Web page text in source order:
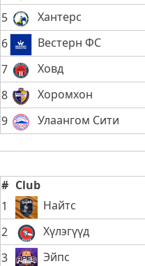
5
Хантерс
6
Вестерн ФС
7
Ховд
8
Хоромхон
9
Улаангом Сити
# Club
1
Найтс
2
Хүлэгүүд
3
Эйпс